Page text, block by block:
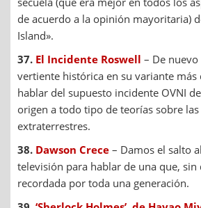
de acuerdo a la opinión mayoritaria)
Island».
37. El Incidente Roswell – De
vertiente histórica en su variante más
hablar del supuesto incidente OVNI
origen a todo tipo de teorías sobre
extraterrestres.
38. Dawson Crece – Damos el salto
televisión para hablar de una que, sin
recordada por toda una generación.